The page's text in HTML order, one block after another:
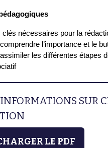
clés nécessaires pour la
l’importance et le
les différentes étapes
SUR
LE PDF